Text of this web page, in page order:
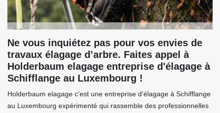
Ne vous inquiétez pas pour vos envies de
travaux élagage d’arbre. Faites appel à
Holderbaum elagage entreprise d'élagage à
Schifflange au Luxembourg !
Holderbaum elagage c’est une entreprise d'élagage à Schifflange
au Luxembourg expérimenté qui rassemble des professionnelles